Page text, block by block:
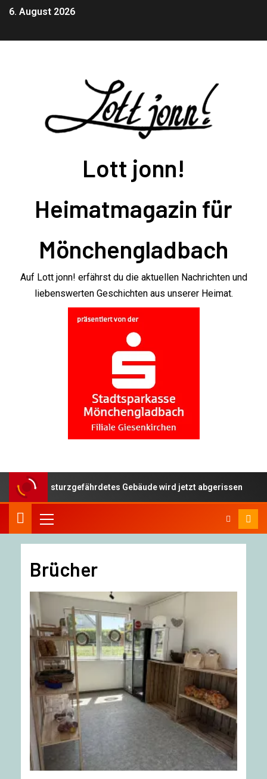
6. August 2026
Lott jonn!
Heimatmagazin für
Mönchengladbach
Auf Lott jonn! erfährst du die aktuellen Nachrichten und
liebenswerten Geschichten aus unserer Heimat.
– einsturzgefährdetes Gebäude wird jetzt abgerissen
Brücher